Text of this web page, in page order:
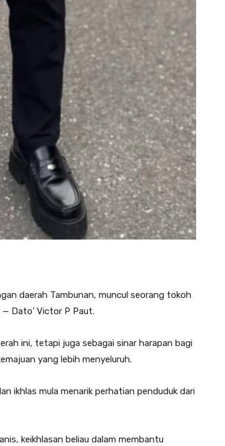
daerah Tambunan, muncul seorang tokoh
Dato’ Victor P Paut.
ini, tetapi juga sebagai sinar harapan bagi
yang lebih menyeluruh.
ikhlas mula menarik perhatian penduduk dari
keikhlasan beliau dalam membantu